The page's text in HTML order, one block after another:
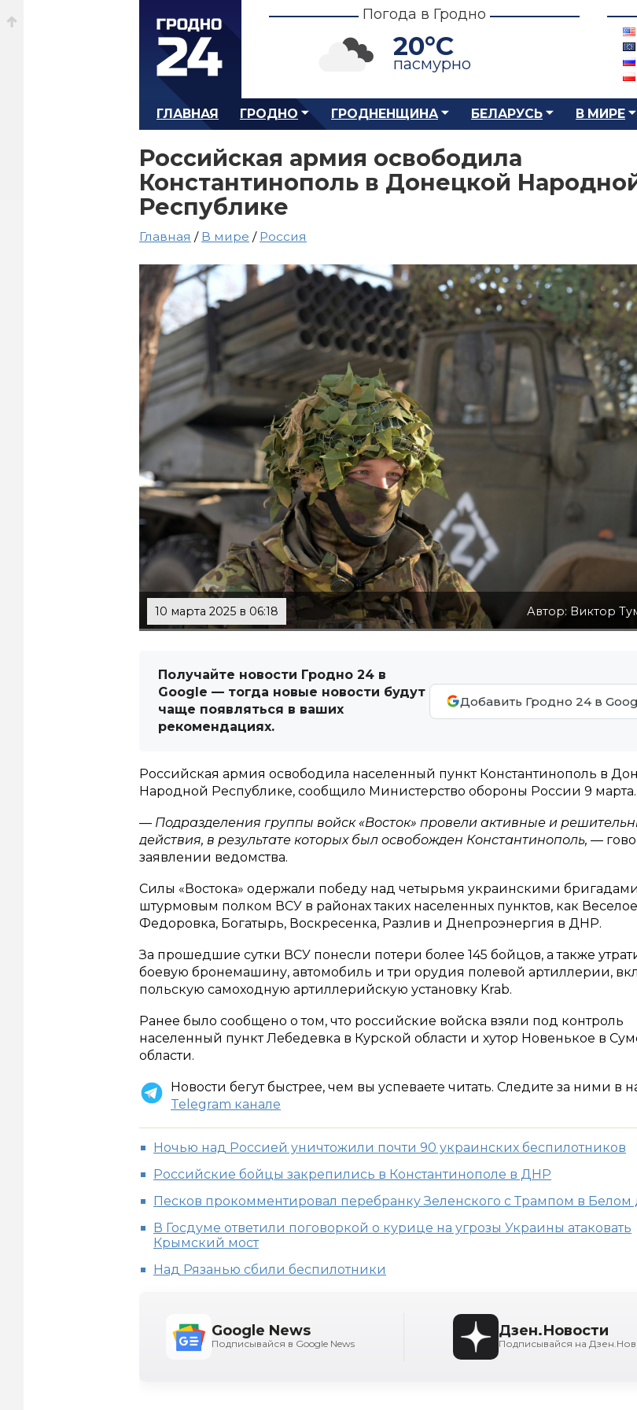
Погода в Гродно
20°C
пасмурно
ГЛАВНАЯ ГРОДНО ГРОДНЕНЩИНА БЕЛАРУСЬ В МИРЕ
Российская армия освободила
Константинополь в Донецкой
Республике
Главная / В мире / Россия
10 марта 2025 в 06:18 Автор: Виктор
Получайте новости Гродно 24 в
Google — тогда новые новости будут
чаще появляться в ваших
рекомендациях.
Добавить Гродно 24 в
Российская армия освободила населенный пункт Константинополь в
Народной Республике, сообщило Министерство обороны России 9 марта.
— Подразделения группы войск «Восток» провели активные и
действия, в результате которых был освобожден Константинополь, —
заявлении ведомства.
Силы «Востока» одержали победу над четырьмя украинскими
штурмовым полком ВСУ в районах таких населенных пунктов, как
Федоровка, Богатырь, Воскресенка, Разлив и Днепроэнергия в ДНР.
За прошедшие сутки ВСУ понесли потери более 145 бойцов, а также
боевую бронемашину, автомобиль и три орудия полевой артиллерии,
польскую самоходную артиллерийскую установку Krab.
Ранее было сообщено о том, что российские войска взяли под контроль
населенный пункт Лебедевка в Курской области и хутор Новенькое в
области.
Новости бегут быстрее, чем вы успеваете читать. Следите за ними в
Telegram канале
Ночью над Россией уничтожили почти 90 украинских беспилотников
Российские бойцы закрепились в Константинополе в ДНР
Песков прокомментировал перебранку Зеленского с Трампом в Белом
В Госдуме ответили поговоркой о курице на угрозы Украины атаковать
Крымский мост
Над Рязанью сбили беспилотники
Google News
Подписывайся в Google News
Дзен.Новости
Подписывайся на